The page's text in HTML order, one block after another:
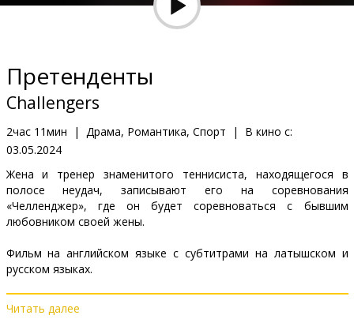
Клуб
Претенденты
Challengers
2час 11мин | Драма, Романтика, Спорт |
В кино с:
03.05.2024
Жена и тренер знаменитого теннисиста, находящегося в
полосе неудач, записывают его на соревнования
«Челленджер», где он будет соревноваться с бывшим
любовником своей жены.
Фильм на английском языке с субтитрами на латышском и
русском языках.
Дистрибьютор:
Читать далее